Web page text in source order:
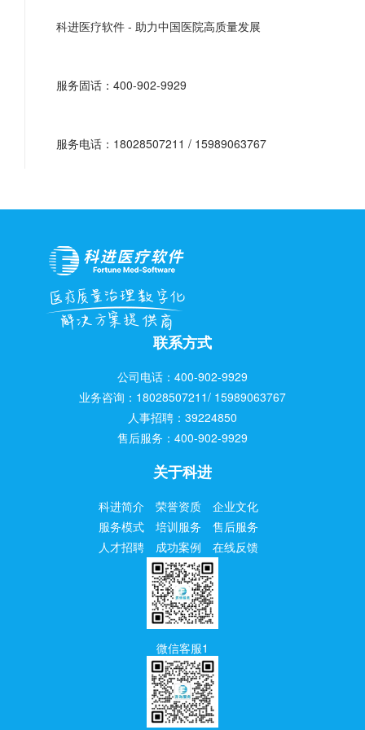
科进医疗软件 - 助力中国医院高质量发展
服务固话：400-902-9929
服务电话：18028507211 / 15989063767
联系方式
公司电话：400-902-9929
业务咨询：18028507211/ 15989063767
人事招聘：39224850
售后服务：400-902-9929
关于科进
科进简介 荣誉资质
企业文化
服务模式
培训服务
售后服务
人才招聘
成功案例 在线反馈
微信客服1